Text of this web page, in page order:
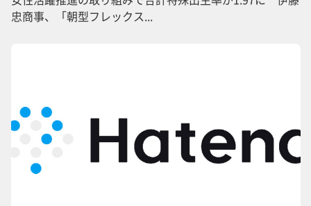
忠商事、「朝型フレックス...